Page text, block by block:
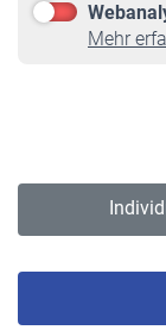
Mehr
Online-Rechner
VBLnewsletter
Erklärung zur